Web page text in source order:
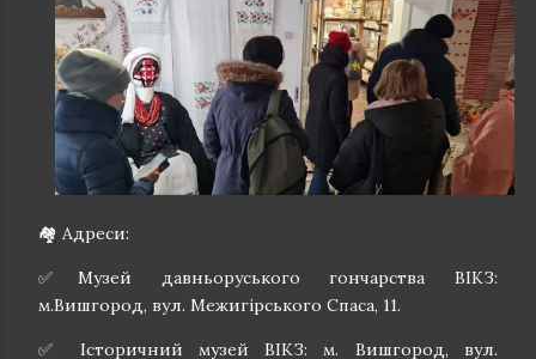
🏘 Адреси:
✅Музей давньоруського гончарства ВІКЗ:
м.Вишгород, вул. Межигірського Спаса, 11.
✅ Історичний музей ВІКЗ: м. Вишгород, вул.